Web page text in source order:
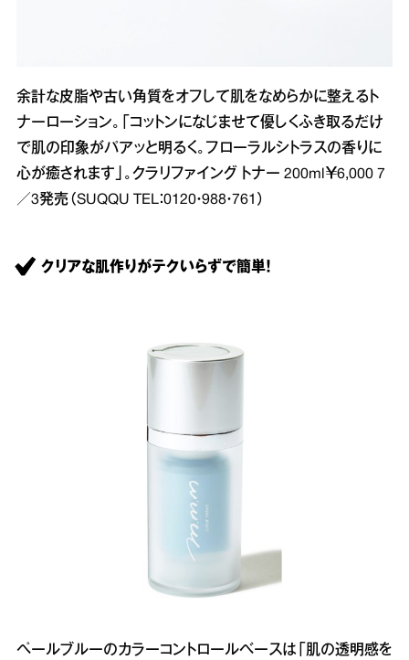
余計な皮脂や古い角質をオフして肌をなめらかに整えるト
ナーローション。「コットンになじませて優しくふき取るだけ
で肌の印象がパアッと明るく。フローラルシトラスの香りに
心が癒されます」。クラリファイング トナー 200ml￥6,000 7
／3発売（SUQQU TEL：0120・988・761）
クリアな肌作りがテクいらずで簡単！
ペールブルーのカラーコントロールベースは「肌の透明感を